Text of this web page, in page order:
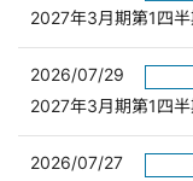
2027年3月期第1四
2026/07/29
2027年3月期第1四半
2026/07/27